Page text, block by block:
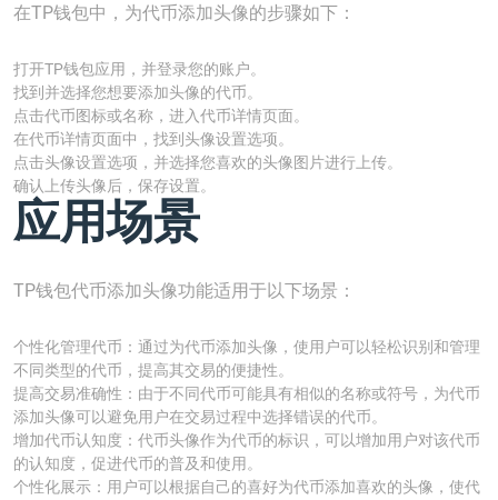
在TP钱包中，为代币添加头像的步骤如下：
打开TP钱包应用，并登录您的账户。
找到并选择您想要添加头像的代币。
点击代币图标或名称，进入代币详情页面。
在代币详情页面中，找到头像设置选项。
点击头像设置选项，并选择您喜欢的头像图片进行上传。
确认上传头像后，保存设置。
应用场景
TP钱包代币添加头像功能适用于以下场景：
个性化管理代币：通过为代币添加头像，使用户可以轻松识别和管理
不同类型的代币，提高其交易的便捷性。
提高交易准确性：由于不同代币可能具有相似的名称或符号，为代币
添加头像可以避免用户在交易过程中选择错误的代币。
增加代币认知度：代币头像作为代币的标识，可以增加用户对该代币
的认知度，促进代币的普及和使用。
个性化展示：用户可以根据自己的喜好为代币添加喜欢的头像，使代